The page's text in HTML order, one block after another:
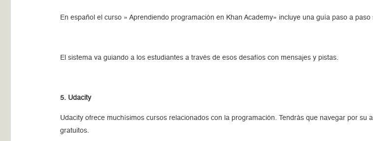
En español el curso » Aprendiendo programación en Khan Academy» incluye una guía paso a
El sistema va guiando a los estudiantes a través de esos desafíos con mensajes y pistas.
5. Udacity
Udacity ofrece muchísimos cursos relacionados con la programación. Tendrás que navegar por
gratuitos.